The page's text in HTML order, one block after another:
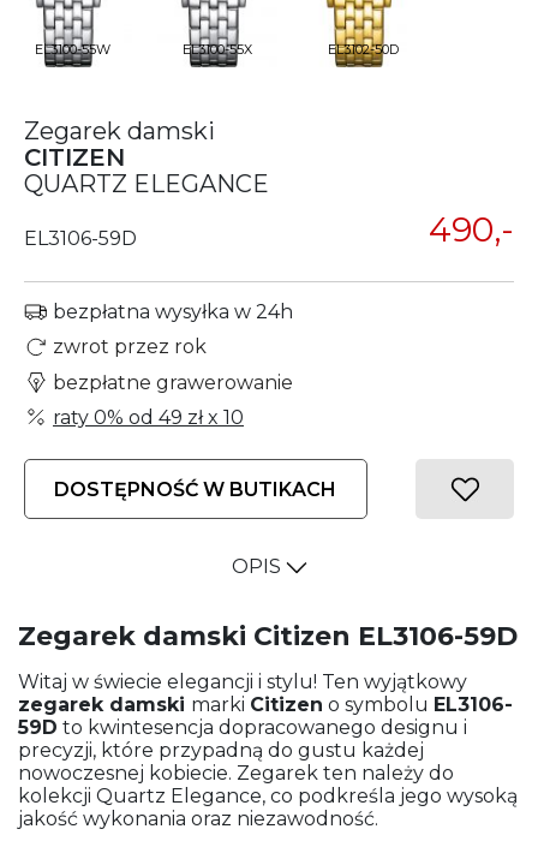
EL3100-55W EL3100-55X EL3102-50D
Zegarek damski
CITIZEN
QUARTZ ELEGANCE
EL3106-59D 490,-
bezpłatna wysyłka w 24h
zwrot przez rok
bezpłatne grawerowanie
raty 0% od 49 złx 10
DOSTĘPNOŚĆ W BUTIKACH
OPIS
Zegarek damski Citizen EL3106-59D
Witaj w świecie elegancji i stylu! Ten wyjątkowy
zegarek damski marki Citizen o symbolu EL3106-
59D to kwintesencja dopracowanego designu i
precyzji, które przypadną do gustu każdej
nowoczesnej kobiecie. Zegarek ten należy do
kolekcji Quartz Elegance, co podkreśla jego wysoką
jakość wykonania oraz niezawodność.